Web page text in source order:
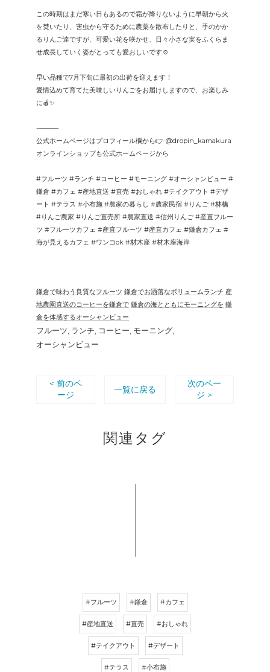
この時期はまだ寒い日もあるので霜が降りないように早朝から火
を焚いたり、害虫から守るために農薬を散布したりと、手のかか
るりんご達ですが、可愛い花を咲かせ、日々小さな実をふくらま
せ成長していく姿がとっても愛おしいです☺️
早い品種で7月下旬に最初の出荷を迎えます！
愛情込めて育てた美味しいりんごをお届けしますので、お楽しみ
に🍎✨
-———
公式ホームページはプロフィール欄から👉 @dropin_kamakura
オンラインショップも公式ホームページから
#フルーツ #ランチ #コーヒー #モーニング #オーシャンビュー #
鎌倉 #カフェ #産地直送 #直売 #おしゃれ #テイクアウト #デザ
ート #テラス #小布施 #農家の暮らし #農家民宿 #りんご #林檎
#りんご農家 #りんご直売所 #農家直送 #信州りんご #産直フルー
ツ #フルーツカフェ #産直フルーツ #産直カフェ #鎌倉カフェ #
海が見えるカフェ #ワンコok #材木座 #材木座海岸
鎌倉で味わう良質なフルーツ 鎌倉でお洒落なボリュームランチ 産
地農園直送のコーヒーを鎌倉で 鎌倉の海とともにモーニングを 鎌
倉を体感するオーシャンビュー
フルーツ ランチ コーヒー モーニング
オーシャンビュー
< 前のペ
ージ
一覧に戻る
次のペー
ジ >
関連タグ
#フルーツ #鎌倉 #カフェ
#産地直送 #直売 #おしゃれ
#テイクアウト #デザート
#テラス #小布施